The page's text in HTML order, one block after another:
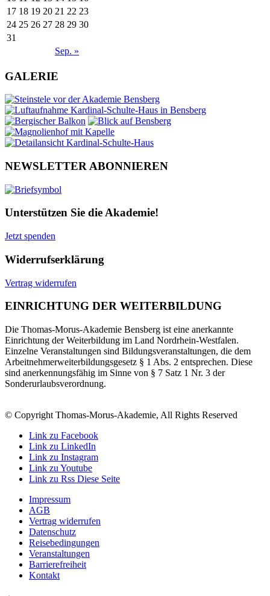
Sep. »
17 18 19 20 21 22 23
24 25 26 27 28 29 30
31
GALERIE
NEWSLETTER ABONNIEREN
Unterstützen Sie die Akademie!
Jetzt spenden
Widerrufserklärung
Vertrag widerrufen
EINRICHTUNG DER WEITERBILDUNG
Die Thomas-Morus-Akademie Bensberg ist eine anerkannte
Einrichtung der Weiterbildung im Land Nordrhein-Westfalen.
Einzelne Veranstaltungen sind Bildungsveranstaltungen, die dem
Arbeitnehmerweiterbildungsgesetz § 1 Abs. 2 entsprechen. Diese
sind anerkennungsfähig im Sinne von § 7 Satz 1 Nr. 3 der
Sonderurlaubsverordnung.
© Copyright Thomas-Morus-Akademie, All Rights Reserved
Link zu Facebook
Link zu LinkedIn
Link zu Instagram
Link zu Youtube
Link zu Rss Diese Seite
Impressum
AGB
Vertrag widerrufen
Datenschutz
Reisebedingungen
Veranstaltungen
Barrierefreiheit
Kontakt